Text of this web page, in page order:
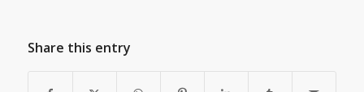
Share this entry